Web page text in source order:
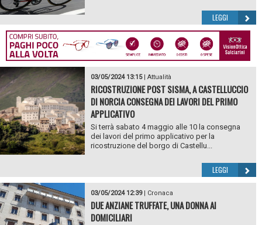
LEGGI
03/05/2024 13:15| Attualità
RICOSTRUZIONE POST SISMA, A CASTELLUCCIO
DI NORCIA CONSEGNA DEI LAVORI DEL PRIMO
APPLICATIVO
Si terrà sabato 4 maggio alle 10 la consegna
dei lavori del primo applicativo per la
ricostruzione del borgo di Castellu...
LEGGI
03/05/2024 12:39| Cronaca
DUE ANZIANE TRUFFATE, UNA DONNA AI
DOMICILIARI